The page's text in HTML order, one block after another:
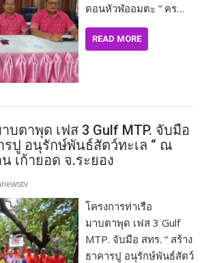
ดอนหัวฬ่ออมตะ ” คร…
READ MORE
บตาพุด เฟส 3 Gulf MTP. จับมือ
รปู อนุรักษ์พันธ์สัตว์ทะเล “ ณ
เก้ายอด จ.ระยอง
โครงการท่าเรือ
มาบตาพุด เฟส 3 Gulf
MTP. จับมือ สทร. “ สร้าง
ธาคารปู อนุรักษ์พันธ์สัตว์